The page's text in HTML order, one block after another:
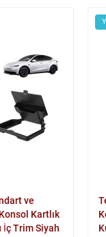
ve
Kartlık
İç Trim Siyah